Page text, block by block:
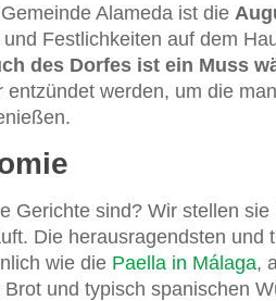
Alameda ist die
Festlichkeiten auf dem
des Dorfes ist ein Muss
werden, um die
Gerichte sind? Wir stellen
Die herausragendsten und
wie die Paella in Málaga,
Brot und typisch spanischen